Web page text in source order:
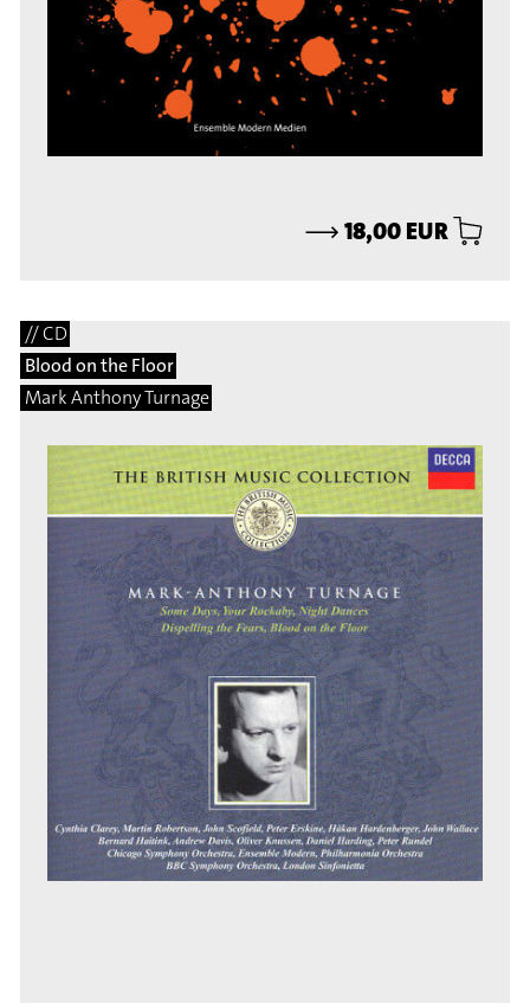
⟶18,00 EUR
// CD
Blood on the Floor
Mark Anthony Turnage